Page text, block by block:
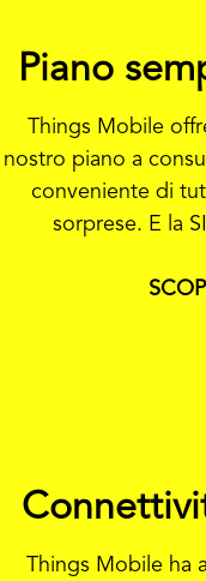
Piano
Things Mobile
nostro piano a
conveniente di
sorprese. E la
Things Mobile ha